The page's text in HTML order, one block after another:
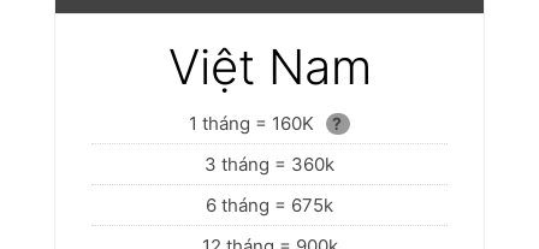
Việt Nam
1 tháng = 160K ?
3 tháng = 360k
6 tháng = 675k